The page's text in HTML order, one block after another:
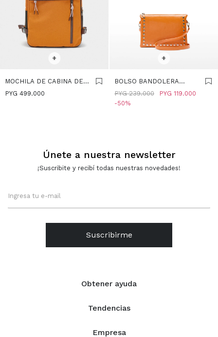
+
MOCHILA DE CABINA DE
NYLON - NARANJA
PYG 499.000
+
BOLSO BANDOLERA
DOBLE CON TACHUELAS -
NARANJA
PYG 119.000
PYG 239.000
50
Obtener ayuda
Tendencias
Empresa
Únete a nuestra newsletter
¡Suscribite y recibí todas nuestras novedades!
Suscribirme